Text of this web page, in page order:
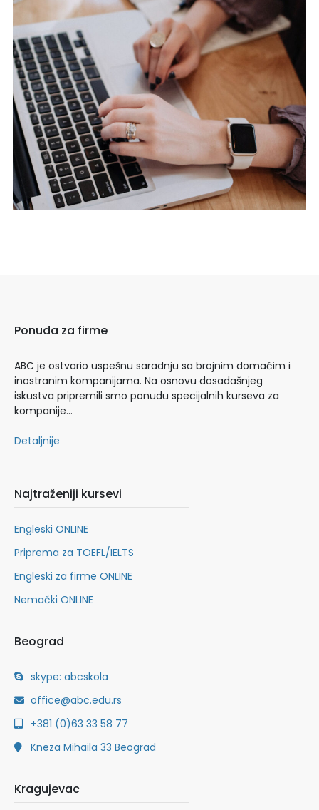
Ponuda za firme
ABC je ostvario uspešnu saradnju sa brojnim domaćim i
inostranim kompanijama. Na osnovu dosadašnjeg
iskustva pripremili smo ponudu specijalnih kurseva za
kompanije…
Detaljnije
Najtraženiji kursevi
Engleski ONLINE
Priprema za TOEFL/IELTS
Engleski za firme ONLINE
Nemački ONLINE
Beograd
skype: abcskola
office@abc.edu.rs
+381 (0)63 33 58 77
Kneza Mihaila 33 Beograd
Kragujevac